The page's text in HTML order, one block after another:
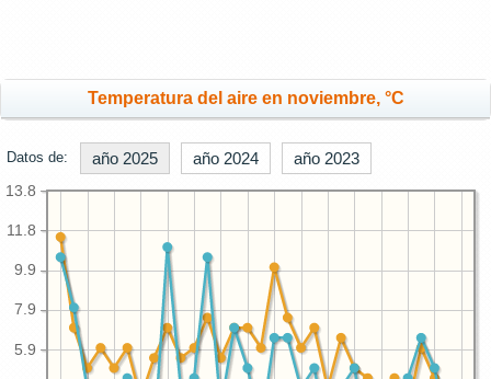
Temperatura del aire en noviembre, °C
Datos de: año 2025 año 2024 año 2023
5.9
7.9
9.9
11.8
13.8